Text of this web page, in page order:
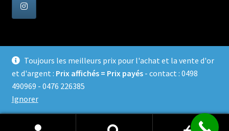
Toujours les meilleurs prix pour l'achat et la vente d'or
et d'argent : Prix affichés = Prix payés- contact : 0498
490969 - 0476 226385
Ignorer
© Achat Or en Belgique 2026
Confidentialité
Built with WooCommerce
0